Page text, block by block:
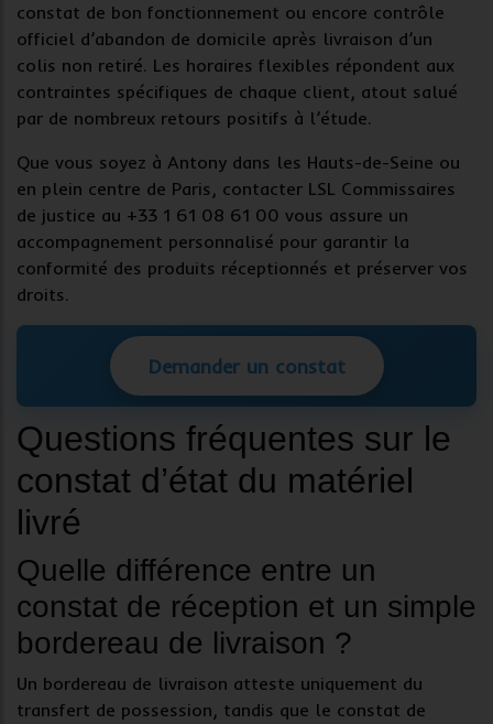
constat de bon fonctionnement ou encore contrôle
officiel d’abandon de domicile après livraison d’un
colis non retiré. Les horaires flexibles répondent aux
contraintes spécifiques de chaque client, atout salué
par de nombreux retours positifs à l’étude.
Que vous soyez à Antony dans les Hauts-de-Seine ou
en plein centre de Paris, contacter LSL Commissaires
de justice au +33 1 61 08 61 00 vous assure un
accompagnement personnalisé pour garantir la
conformité des produits réceptionnés et préserver vos
droits.
Demander un constat
Questions fréquentes sur le
constat d’état du matériel
livré
Quelle différence entre un
constat de réception et un simple
bordereau de livraison ?
Un bordereau de livraison atteste uniquement du
transfert de possession, tandis que le constat de